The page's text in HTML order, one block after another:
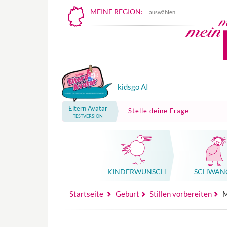
MEINE REGION: auswählen
kidsgo AI
Eltern Avatar
TESTVERSION
Stelle deine Frage
KINDER­WUNSCH
Startseite Geburt Stillen vorbereiten